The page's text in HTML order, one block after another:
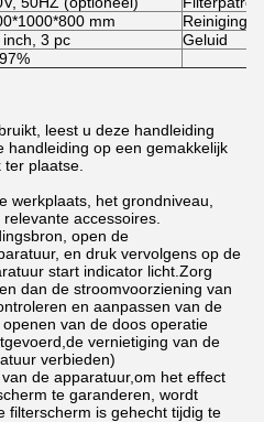
mm
inch, 3 pc
Geluid
leest u deze handleiding
handleiding op een gemakkelijk
plaatse.
werkplaats, het grondniveau,
accessoires.
open de
en druk vervolgens op de
start indicator licht.Zorg
dan de stroomvoorziening van
en aanpassen van de
van de doos operatie
vernietiging van de
verbieden)
de apparatuur,om het effect
te garanderen, wordt
filterscherm is gehecht tijdig te